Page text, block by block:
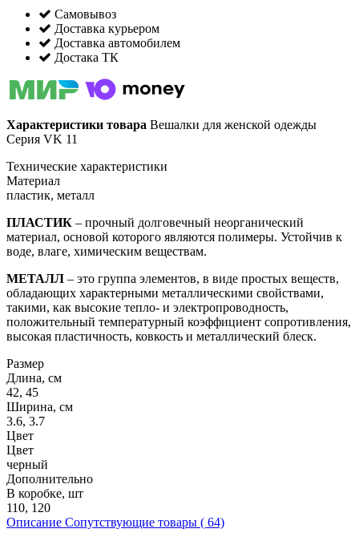
Самовывоз
Доставка курьером
Доставка автомобилем
Достака ТК
Характеристики товара Вешалки для женской одежды
Серия VK 11
Технические характеристики
Материал
пластик, металл
ПЛАСТИК – прочный долговечный неорганический
материал, основой которого являются полимеры. Устойчив к
воде, влаге, химическим веществам.
МЕТАЛЛ – это группа элементов, в виде простых веществ,
обладающих характерными металлическими свойствами,
такими, как высокие тепло- и электропроводность,
положительный температурный коэффициент сопротивления,
высокая пластичность, ковкость и металлический блеск.
Размер
Длина, см
42, 45
Ширина, см
3.6, 3.7
Цвет
Цвет
черный
Дополнительно
В коробке, шт
110, 120
Описание Сопутствующие товары ( 64)